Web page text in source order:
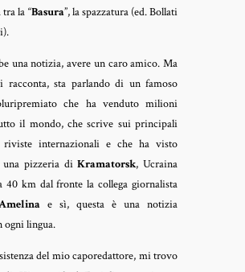
la “Basura”, la spazzatura (ed. Bollati
una notizia, avere un caro amico. Ma
racconta, sta parlando di un famoso
che ha venduto milioni
il mondo, che scrive sui principali
internazionali e che ha visto
una pizzeria diKramatorsk, Ucraina
40 km dal fronte la collega giornalista
e sì, questa è una notizia
ogni lingua.
del mio caporedattore, mi trovo